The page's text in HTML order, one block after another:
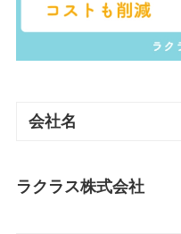
会社名
ラクラス株式会社